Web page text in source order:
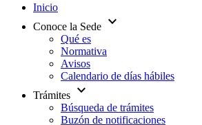
Inicio
Conoce la Sede expand_more
Qué es
Normativa
Avisos
Calendario de días hábiles
Trámites expand_more
Búsqueda de trámites
Buzón de notificaciones